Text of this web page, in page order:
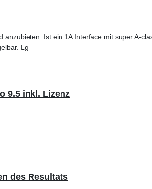
Ist ein 1A Interface mit super A-
Lg
9.5 inkl. Lizenz
des Resultats